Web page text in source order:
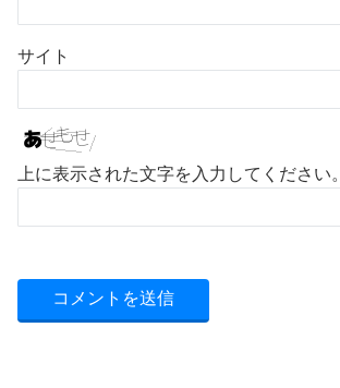
サイト
上に表示された文字を入力してください。